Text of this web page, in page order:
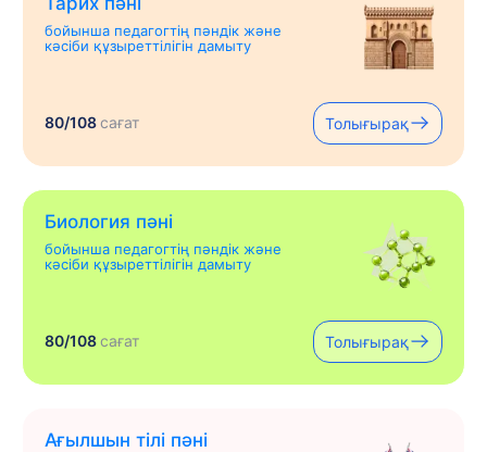
бойынша педагогтің пәндік және
кәсіби құзыреттілігін дамыту
80/108сағат Толығырақ
Биология пәні
бойынша педагогтің пәндік және
кәсіби құзыреттілігін дамыту
80/108сағат Толығырақ
Ағылшын тілі пәні